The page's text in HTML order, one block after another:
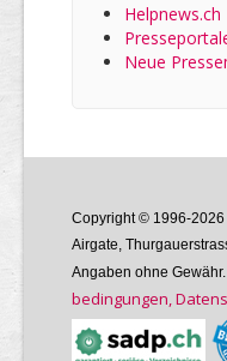
Helpnews.ch
Neue
Copyright © 1996-2026
Airgate,
Angaben ohne Gewähr.
bedin­gungen,